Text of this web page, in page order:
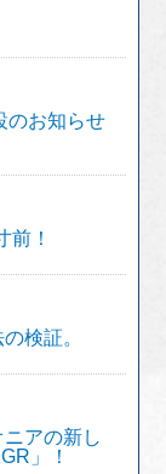
のお知らせ
前！
検証。
アの新し
」！